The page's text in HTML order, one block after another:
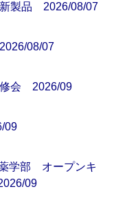
新製品 2026/08/07
08/07
修会 2026/09
09
学部 オープンキ
09